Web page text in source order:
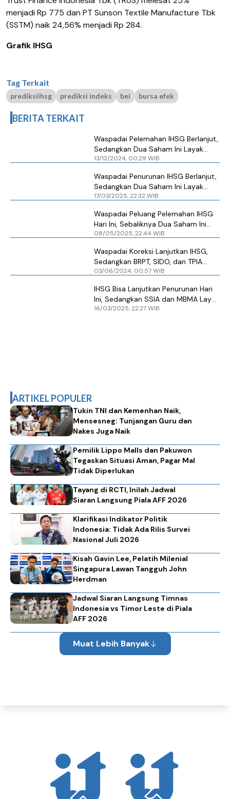
menjadi Rp 775 dan PT Sunson Textile Manufacture Tbk
(SSTM) naik 24,56% menjadi Rp 284.
Grafik IHSG
Tag Terkait
prediksiihsg prediksi indeks bei bursa efek
BERITA TERKAIT
Waspadai Pelemahan IHSG Berlanjut,
Sedangkan Dua Saham Ini Layak
Dilirik
13/12/2024, 00.29 WIB
Waspadai Penurunan IHSG Berlanjut,
Sedangkan Dua Saham Ini Layak
Dilirik Hari Ini
17/03/2025, 22.32 WIB
Waspadai Peluang Pelemahan IHSG
Hari Ini, Sebaliknya Dua Saham Ini
Layak Dilirik
08/05/2025, 22.44 WIB
Waspadai Koreksi Lanjutkan IHSG,
Sedangkan BRPT, SIDO, dan TPIA
Layak Dipantau
03/06/2024, 00.57 WIB
IHSG Bisa Lanjutkan Penurunan Hari
Ini, Sedangkan SSIA dan MBMA Layak
Dilirik
16/03/2025, 22.27 WIB
ARTIKEL POPULER
Tukin TNI dan Kemenhan Naik,
Mensesneg: Tunjangan Guru dan
Nakes Juga Naik
Pemilik Lippo Malls dan Pakuwon
Tegaskan Situasi Aman, Pagar Mal
Tidak Diperlukan
Tayang di RCTI, Inilah Jadwal
Siaran Langsung Piala AFF 2026
Klarifikasi Indikator Politik
Indonesia: Tidak Ada Rilis Survei
Nasional Juli 2026
Kisah Gavin Lee, Pelatih Milenial
Singapura Lawan Tangguh John
Herdman
Jadwal Siaran Langsung Timnas
Indonesia vs Timor Leste di Piala
AFF 2026
Muat Lebih Banyak